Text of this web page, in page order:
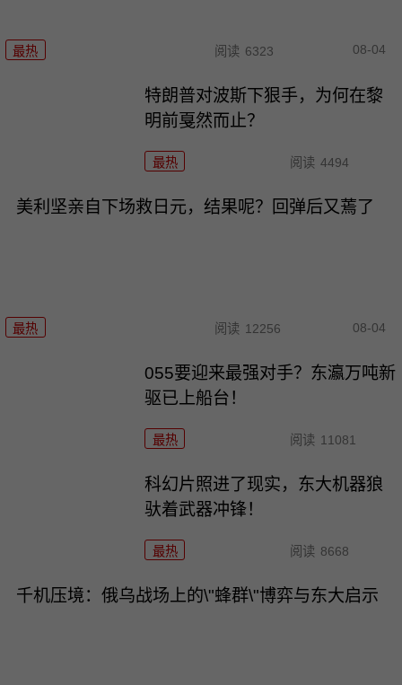
最热 阅读 6323 08-04
特朗普对波斯下狠手，为何在黎
明前戛然而止？
最热 阅读 4494
美利坚亲自下场救日元，结果呢？回弹后又蔫了
最热 阅读 12256 08-04
055要迎来最强对手？东瀛万吨新
驱已上船台！
最热 阅读 11081
科幻片照进了现实，东大机器狼
驮着武器冲锋！
最热 阅读 8668
千机压境：俄乌战场上的\"蜂群\"博弈与东大启示